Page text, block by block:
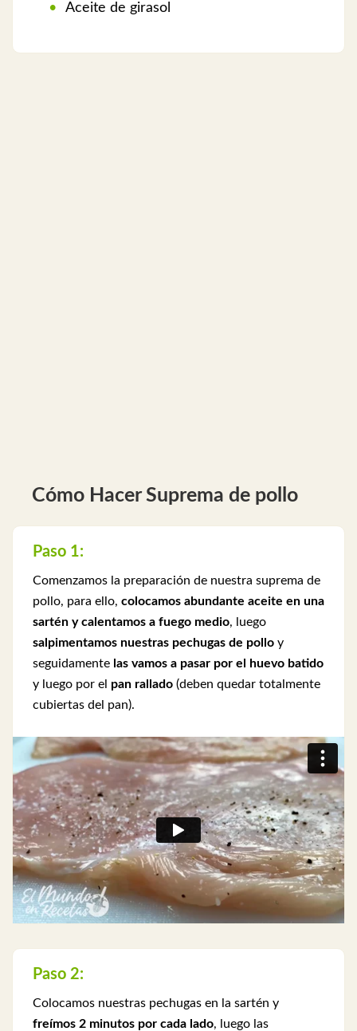
Aceite de girasol
Cómo Hacer Suprema de pollo
Paso 1:
Comenzamos la preparación de nuestra suprema de
pollo, para ello, colocamos abundante aceite en una
sartén y calentamos a fuego medio, luego
salpimentamos nuestras pechugas de pollo y
seguidamente las vamos a pasar por el huevo batido
y luego por el pan rallado (deben quedar totalmente
cubiertas del pan).
Paso 2:
Colocamos nuestras pechugas en la sartén y
freímos 2 minutos por cada lado, luego las